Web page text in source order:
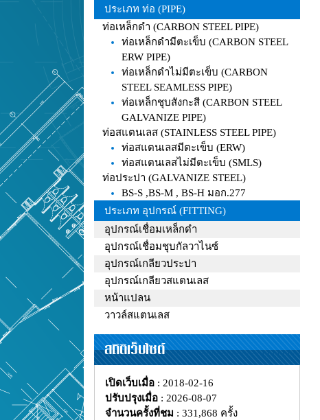
ประเภท ท่อ (PIPE)
ท่อเหล็กดำ (CARBON STEEL PIPE)
ท่อเหล็กดำมีตะเข็บ (CARBON STEEL
ERW PIPE)
ท่อเหล็กดำไม่มีตะเข็บ (CARBON
STEEL SEAMLESS PIPE)
ท่อเหล็กชุบสังกะสี (CARBON STEEL
GALVANIZE PIPE)
ท่อสแตนเลส (STAINLESS STEEL PIPE)
ท่อสแตนเลสมีตะเข็บ (ERW)
ท่อสแตนเลสไม่มีตะเข็บ (SMLS)
ท่อประปา (GALVANIZE STEEL)
BS-S ,BS-M , BS-H มอก.277
ประเภท อุปกรณ์ (FITTING)
อุปกรณ์เชื่อมเหล็กดำ
อุปกรณ์เชื่อมชุบกัลวาไนซ์
อุปกรณ์เกลียวประปา
อุปกรณ์เกลียวสแตนเลส
หน้าแปลน
วาวล์สแตนเลส
สถิติเว็บไซต์
เปิดเว็บเมื่อ : 2018-02-16
ปรับปรุงเมื่อ : 2026-08-07
จำนวนครั้งที่ชม : 331,868 ครั้ง